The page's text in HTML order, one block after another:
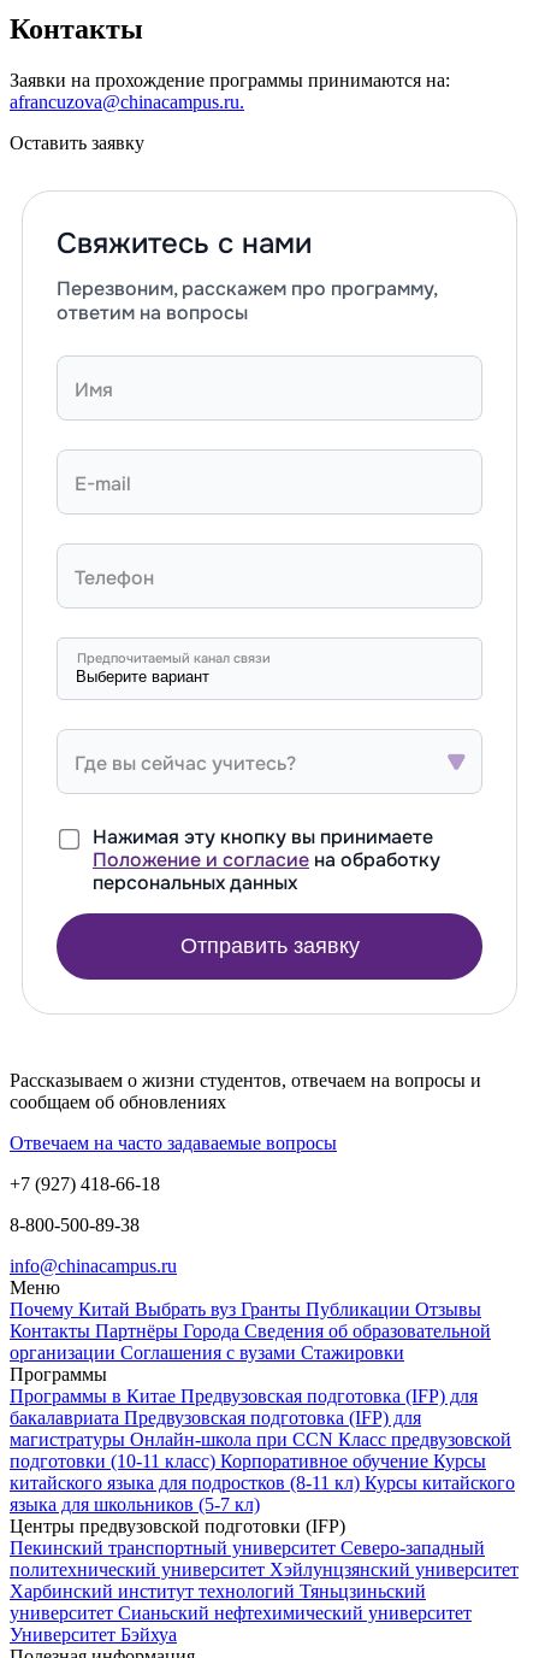
Контакты
Заявки на прохождение программы принимаются на:
afrancuzova@chinacampus.ru.
Оставить заявку
Свяжитесь с нами
Перезвоним, расскажем про программу,
ответим на вопросы
Имя
E-mail
Телефон
Предпочитаемый канал связи
Где вы сейчас учитесь?
Нажимая эту кнопку вы принимаете
Положение и согласие на обработку
персональных данных
Отправить заявку
Рассказываем о жизни студентов, отвечаем на вопросы и
сообщаем об обновлениях
Отвечаем на часто задаваемые вопросы
+7 (927) 418-66-18
8-800-500-89-38
info@chinacampus.ru
Меню
Почему Китай Выбрать вуз Гранты Публикации Отзывы
Контакты Партнёры Города Сведения об образовательной
организации Соглашения с вузами Стажировки
Программы
Программы в Китае Предвузовская подготовка (IFP) для
бакалавриата Предвузовская подготовка (IFP) для
магистратуры Онлайн-школа при CCN Класс предвузовской
подготовки (10-11 класс) Корпоративное обучение Курсы
китайского языка для подростков (8-11 кл) Курсы китайского
языка для школьников (5-7 кл)
Центры предвузовской подготовки (IFP)
Пекинский транспортный университет Северо-западный
политехнический университет Хэйлунцзянский университет
Харбинский институт технологий Тяньцзиньский
университет Сианьский нефтехимический университет
Университет Бэйхуа